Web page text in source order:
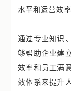
水平和运营效率
通过专业知识
够帮助企业建
效率和员工满
效体系来提升